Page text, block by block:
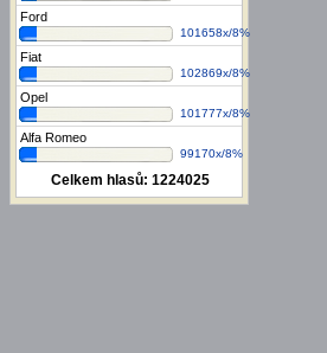
Ford
101658x/8%
Fiat
102869x/8%
Opel
101777x/8%
Alfa Romeo
99170x/8%
Celkem hlasů: 1224025